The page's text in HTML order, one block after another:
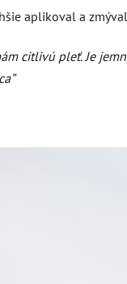
aplikoval a
citlivú pleť. Je
”